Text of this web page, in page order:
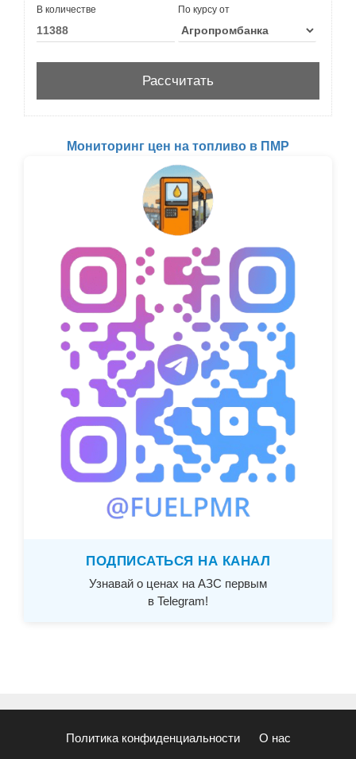
В количестве По курсу от
Мониторинг цен на топливо в ПМР
ПОДПИСАТЬСЯ НА КАНАЛ
Узнавай о ценах на АЗС первым
в Telegram!
Политика конфиденциальности О нас